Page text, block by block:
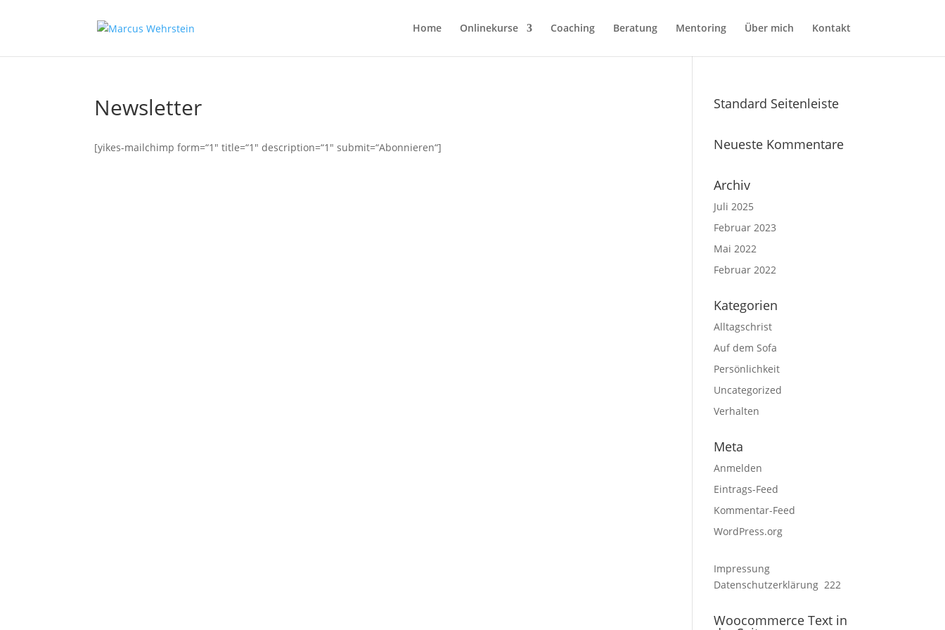
Home Onlinekurse Coaching Beratung Mentoring Über mich Kontakt
Newsletter
[yikes-mailchimp form=“1″ title=“1″ description=“1″ submit=“Abonnieren“]
Standard Seitenleiste
Neueste Kommentare
Archiv
Juli 2025
Februar 2023
Mai 2022
Februar 2022
Kategorien
Alltagschrist
Auf dem Sofa
Persönlichkeit
Uncategorized
Verhalten
Meta
Anmelden
Eintrags-Feed
Kommentar-Feed
WordPress.org
Impressung
Datenschutzerklärung 222
Woocommerce Text in